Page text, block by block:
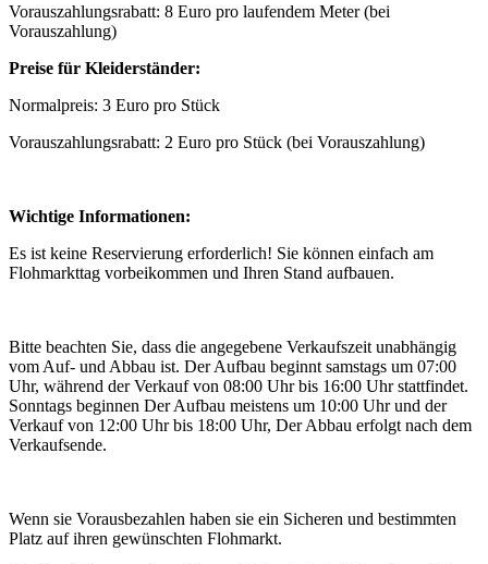
Vorauszahlungsrabatt: 8 Euro pro laufendem Meter (bei
Vorauszahlung)
Preise für Kleiderständer:
Normalpreis: 3 Euro pro Stück
Vorauszahlungsrabatt: 2 Euro pro Stück (bei Vorauszahlung)
Wichtige Informationen:
Es ist keine Reservierung erforderlich! Sie können einfach am
Flohmarkttag vorbeikommen und Ihren Stand aufbauen.
Bitte beachten Sie, dass die angegebene Verkaufszeit unabhängig
vom Auf- und Abbau ist. Der Aufbau beginnt samstags um 07:00
Uhr, während der Verkauf von 08:00 Uhr bis 16:00 Uhr stattfindet.
Sonntags beginnen Der Aufbau meistens um 10:00 Uhr und der
Verkauf von 12:00 Uhr bis 18:00 Uhr, Der Abbau erfolgt nach dem
Verkaufsende.
Wenn sie Vorausbezahlen haben sie ein Sicheren und bestimmten
Platz auf ihren gewünschten Flohmarkt.